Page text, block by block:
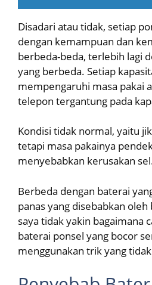
Disadari atau tidak, setiap
dengan kemampuan dan
berbeda-beda, terlebih lagi
yang berbeda. Setiap
mempengaruhi masa pakai
telepon tergantung pada
Kondisi tidak normal, yaitu
tetapi masa pakainya
menyebabkan kerusakan
Berbeda dengan baterai
panas yang disebabkan
saya tidak yakin bagaimana
baterai ponsel yang bocor
menggunakan trik yang